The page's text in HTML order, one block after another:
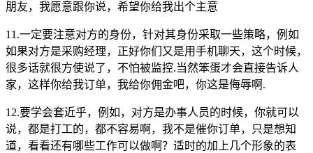
朋友，我愿意跟你说，希望你给我出个主意
11.一定要注意对方的身份，针对其身份采取一些策略，例如
如果对方是采购经理，正好你们又是用手机聊天，这个时候，
很多话就很方使说了，不怕被监控.当然笨蛋才会直接告诉人
家，这样你给我订单，我给你佣金吧，你这是侮辱啊.
12.要学会套近乎，例如，对方是办事人员的时候，你就可以
说，都是打工的，都不容易啊，我不是催你订单，只是想知
道，看看还有哪些工作可以做啊？适时的加上几个形象的表